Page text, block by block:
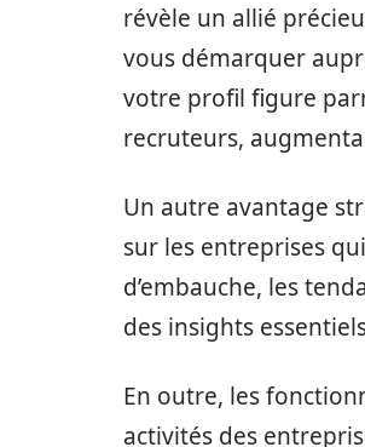
révèle un allié
vous démarquer
votre profil figure
recruteurs,
Un autre avantage
sur les entreprises
d’embauche, les
des insights
En outre, les
activités des